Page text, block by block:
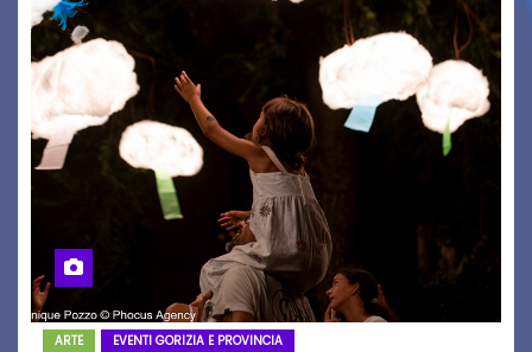
ARTE EVENTI GORIZIA E PROVINCIA